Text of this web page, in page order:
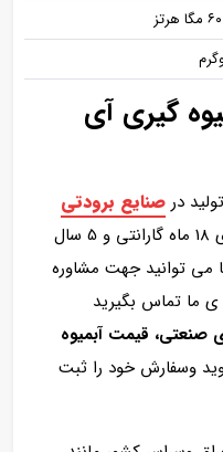
گیری آی
در صنایع برودتی
ساخته شده اند و دارای 18 ماه گارانتی و 5 سال
توانید جهت مشاوره
ی ما تماس بگیرید
صنعتی، قیمت آبمیوه
وسفارش خود را ثبت